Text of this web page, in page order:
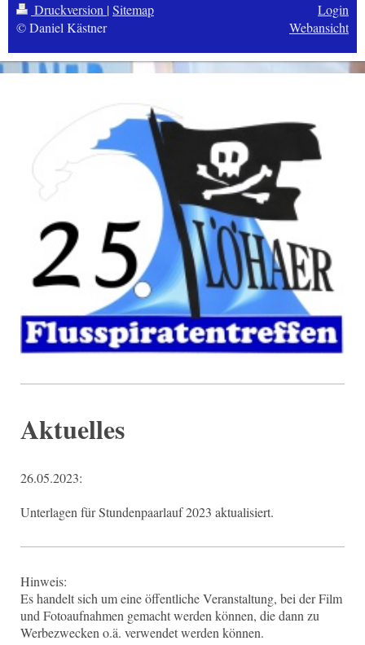
Druckversion |Sitemap
© Daniel Kästner
Login
Webansicht
Aktuelles
26.05.2023:
Unterlagen für Stundenpaarlauf 2023 aktualisiert.
Hinweis:
Es handelt sich um eine öffentliche Veranstaltung, bei der Film
und Fotoaufnahmen gemacht werden können, die dann zu
Werbezwecken o.ä. verwendet werden können.